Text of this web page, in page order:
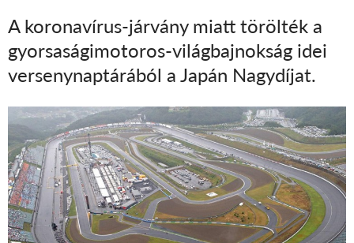
A koronavírus-járvány miatt törölték a
gyorsaságimotoros-világbajnokság idei
versenynaptárából a Japán Nagydíjat.